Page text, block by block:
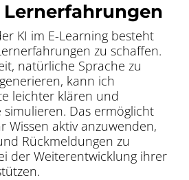
KI im E-Learning besteht
zu schaffen.
natürliche Sprache zu
kann ich
leichter klären und
simulieren. Das ermöglicht
Wissen aktiv anzuwenden,
Rückmeldungen zu
der Weiterentwicklung ihrer